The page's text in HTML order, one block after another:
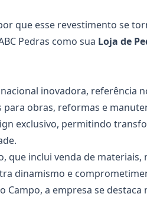
que esse revestimento se
Pedras como sua Loja de
inovadora, referência
obras, reformas e
exclusivo, permitindo
que inclui venda de
dinamismo e
Campo, a empresa se